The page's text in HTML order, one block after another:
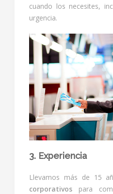
cuando los necesites,
urgencia.
3. Experiencia
Llevamos más de 15
corporativos para